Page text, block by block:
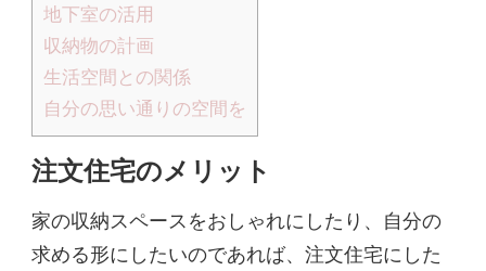
地下室の活用
収納物の計画
生活空間との関係
自分の思い通りの空間を
注文住宅のメリット
家の収納スペースをおしゃれにしたり、自分の
求める形にしたいのであれば、注文住宅にした